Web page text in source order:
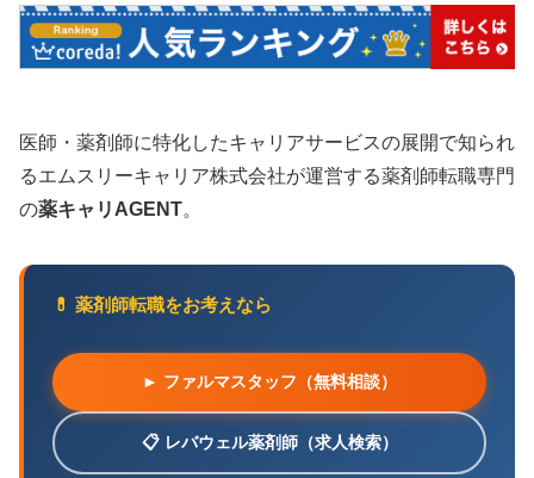
医師・薬剤師に特化したキャリアサービスの展開で知られ
るエムスリーキャリア株式会社が運営する薬剤師転職専門
の薬キャリAGENT。
💊 薬剤師転職をお考えなら
► ファルマスタッフ（無料相談）
📋 レバウェル薬剤師（求人検索）